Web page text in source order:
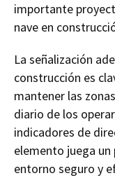
importante
nave en
La señalización
construcción es
mantener las
diario de los
indicadores de
elemento juega un
entorno seguro y